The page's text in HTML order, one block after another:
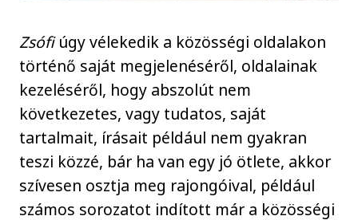
Zsófiúgy vélekedik a közösségi oldalakon
történő saját megjelenéséről, oldalainak
kezeléséről, hogy abszolút nem
következetes, vagy tudatos, saját
tartalmait, írásait például nem gyakran
teszi közzé, bár ha van egy jó ötlete, akkor
szívesen osztja meg rajongóival, például
számos sorozatot indított már a közösségi